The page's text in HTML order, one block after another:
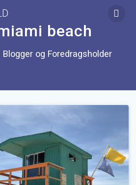
contentbeach
og Foredragsholder